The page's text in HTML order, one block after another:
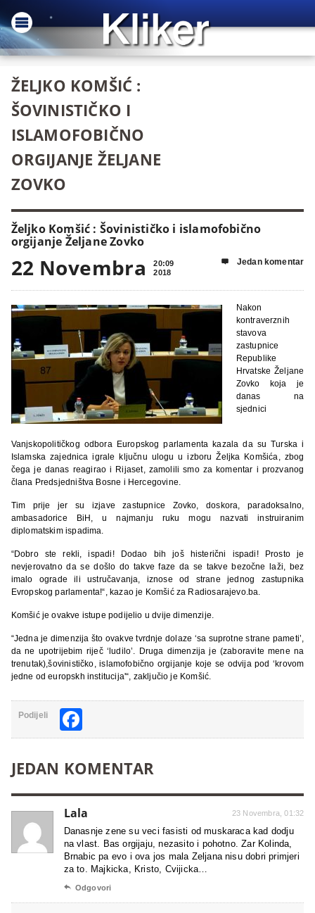
ŽELJKO KOMŠIĆ :
ŠOVINISTIČKO I
ISLAMOFOBIČNO
ORGIJANJE ŽELJANE
ZOVKO
Željko Komšić : Šovinističko i islamofobično
orgijanje Željane Zovko
22 Novembra
20:09
2018
 Jedan komentar
Nakon
kontraverznih
stavova
zastupnice
Republike
Hrvatske Željane
Zovko koja je
danas na
sjednici
Vanjskopolitičkog odbora Europskog parlamenta kazala da su Turska i
Islamska zajednica igrale ključnu ulogu u izboru Željka Komšića, zbog
čega je danas reagirao i Rijaset, zamolili smo za komentar i prozvanog
člana Predsjedništva Bosne i Hercegovine.
Tim prije jer su izjave zastupnice Zovko, doskora, paradoksalno,
ambasadorice BiH, u najmanju ruku mogu nazvati instruiranim
diplomatskim ispadima.
“Dobro ste rekli, ispadi! Dodao bih još histerični ispadi! Prosto je
nevjerovatno da se došlo do takve faze da se takve bezočne laži, bez
imalo ograde ili ustručavanja, iznose od strane jednog zastupnika
Evropskog parlamenta!“, kazao je Komšić za Radiosarajevo.ba.
Komšić je ovakve istupe podijelio u dvije dimenzije.
“Jedna je dimenzija što ovakve tvrdnje dolaze ‘sa suprotne strane pameti’,
da ne upotrijebim riječ ‘ludilo’. Druga dimenzija je (zaboravite mene na
trenutak),šovinističko, islamofobično orgijanje koje se odvija pod ‘krovom
jedne od europskh institucija'“, zaključio je Komšić.
Podijeli
JEDAN KOMENTAR
Lala 23 Novembra, 01:32
Danasnje zene su veci fasisti od muskaraca kad dodju
na vlast. Bas orgijaju, nezasito i pohotno. Zar Kolinda,
Brnabic pa evo i ova jos mala Zeljana nisu dobri primjeri
za to. Majkicka, Kristo, Cvijicka…
 Odgovori